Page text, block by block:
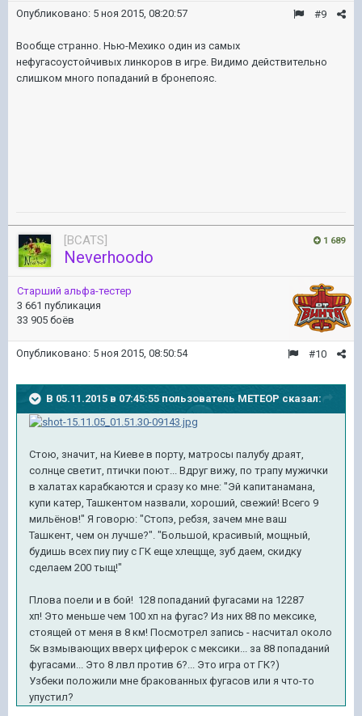
#9
Опубликовано: 5 ноя 2015, 08:20:57
Вообще странно. Нью-Мехико один из самых
нефугасоустойчивых линкоров в игре. Видимо действительно
слишком много попаданий в бронепояс.
1 689
[BCATS]
Neverhoodo
Старший альфа-тестер
3 661 публикация
33 905 боёв
#10
Опубликовано: 5 ноя 2015, 08:50:54
В 05.11.2015 в 07:45:55 пользователь METEOP сказал:
Стою, значит, на Киеве в порту, матросы палубу драят,
солнце светит, птички поют... Вдруг вижу, по трапу мужички
в халатах карабкаются и сразу ко мне: "Эй капитанамана,
купи катер, Ташкентом назвали, хороший, свежий! Всего 9
мильёнов!" Я говорю: "Стопэ, ребзя, зачем мне ваш
Ташкент, чем он лучше?". "Большой, красивый, мощный,
будишь всех пиу пиу с ГК еще хлещще, зуб даем, скидку
сделаем 200 тыщ!"
Плова поели и в бой! 128 попаданий фугасами на 12287
хп! Это меньше чем 100 хп на фугас? Из них 88 по мексике,
стоящей от меня в 8 км! Посмотрел запись - насчитал около
5к взмывающих вверх циферок с мексики... за 88 попаданий
фугасами... Это 8 лвл против 6?... Это игра от ГК?)
Узбеки положили мне бракованных фугасов или я что-то
упустил?